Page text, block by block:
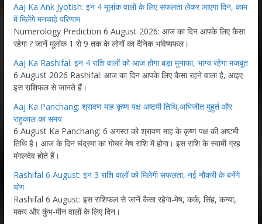
Aaj Ka Ank Jyotish: इन 4 मूलांक वालों के लिए सफलता लेकर आएगा दिन, काम
में मिलेंगे मनचाहे परिणाम
Numerology Prediction 6 August 2026: आज का दिन आपके लिए कैसा
रहेगा ? जानें मूलांक 1 से 9 तक के लोगों का दैनिक भविष्यफल।
Aaj Ka Rashifal: इन 4 राशि वालों को आज होगा बड़ा मुनाफा, भाग्य रहेगा मजबूत
6 August 2026 Rashifal: आज का दिन आपके लिए कैसा रहने वाला है, आइए
इस राशिफल से जानते हैं।
Aaj Ka Panchang: श्रावण माह कृष्ण पक्ष अष्टमी तिथि,अभिजीत मुहूर्त और
राहुकाल का समय
6 August Ka Panchang: 6 अगस्त को श्रावण माह के कृष्ण पक्ष की अष्टमी
तिथि है। आज के दिन चंद्रमा का गोचर मेष राशि में होगा। इस राशि के स्वामी ग्रह
मंगलदेव होते हैं।
Rashifal 6 August: इन 3 राशि वालों को मिलेगी सफलता, नई नौकरी के बनेंगे
योग
Rashifal 6 August: इस राशिफल से जानें कैसा रहेगा-मेष, कर्क, सिंह, कन्या,
मकर और कुंभ-मीन वालों के लिए दिन।